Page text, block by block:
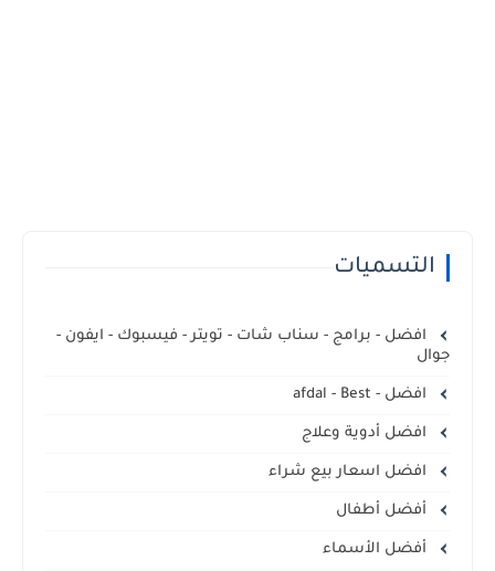
التسميات
افضل - برامج - سناب شات - تويتر - فيسبوك - ايفون -
جوال
افضل - afdal - Best
افضل أدوية وعلاج
افضل اسعار بيع شراء
أفضل أطفال
أفضل الأسماء